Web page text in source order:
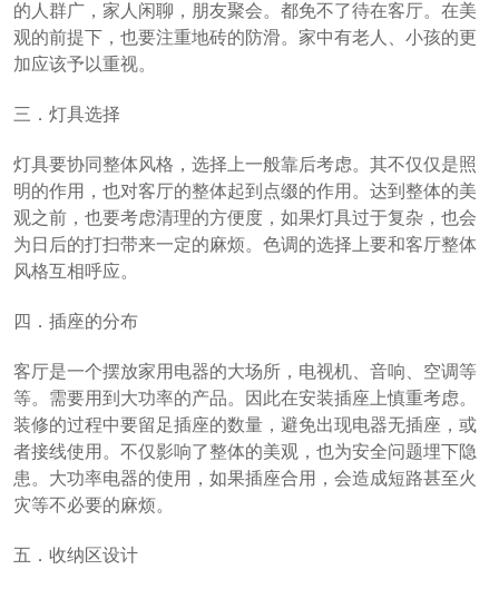
的人群广，家人闲聊，朋友聚会。都免不了待在客厅。在美
观的前提下，也要注重地砖的防滑。家中有老人、小孩的更
加应该予以重视。
三．灯具选择
灯具要协同整体风格，选择上一般靠后考虑。其不仅仅是照
明的作用，也对客厅的整体起到点缀的作用。达到整体的美
观之前，也要考虑清理的方便度，如果灯具过于复杂，也会
为日后的打扫带来一定的麻烦。色调的选择上要和客厅整体
风格互相呼应。
四．插座的分布
客厅是一个摆放家用电器的大场所，电视机、音响、空调等
等。需要用到大功率的产品。因此在安装插座上慎重考虑。
装修的过程中要留足插座的数量，避免出现电器无插座，或
者接线使用。不仅影响了整体的美观，也为安全问题埋下隐
患。大功率电器的使用，如果插座合用，会造成短路甚至火
灾等不必要的麻烦。
五．收纳区设计